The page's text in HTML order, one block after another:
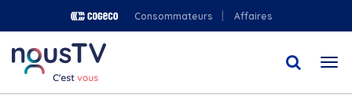
au
contenu
principal
Consommateurs Affaires